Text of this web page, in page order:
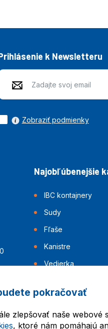
k Newsletteru
Zobraziť podmienky
Najobľúbenejšie
IBC kontajnery
Sudy
Fľaše
Kanistre
Vedierka
pokračovať
zlepšovať naše
, ktoré nám pomáhajú